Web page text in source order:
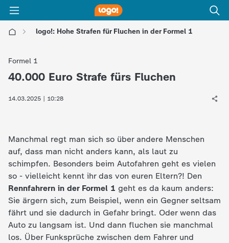
logo!: Hohe Strafen für Fluchen in der Formel 1
o
g
d
Formel 1
:
40.000 Euro Strafe fürs Fluchen
14.03.2025 | 10:28
Manchmal regt man sich so über andere Menschen
auf, dass man nicht anders kann, als laut zu
schimpfen. Besonders beim Autofahren geht es vielen
so - vielleicht kennt ihr das von euren Eltern?! Den
Rennfahrern in der Formel 1 geht es da kaum anders:
Sie ärgern sich, zum Beispiel, wenn ein Gegner seltsam
fährt und sie dadurch in Gefahr bringt. Oder wenn das
Auto zu langsam ist. Und dann fluchen sie manchmal
los. Über Funksprüche zwischen dem Fahrer und